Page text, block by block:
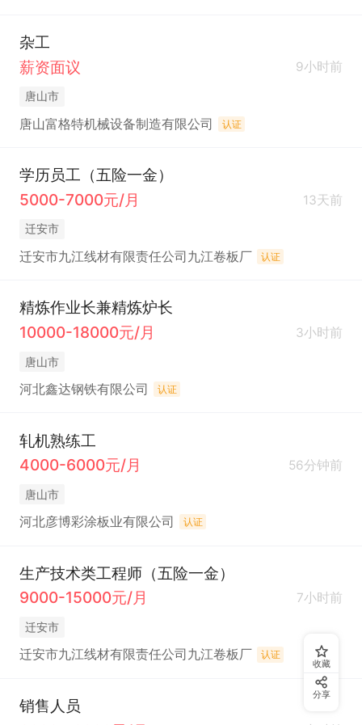
杂工
薪资面议
9小时前
唐山市
唐山富格特机械设备制造有限公司 认证
学历员工（五险一金）
5000-7000元/月
13天前
迁安市
迁安市九江线材有限责任公司九江卷板厂 认证
精炼作业长兼精炼炉长
10000-18000元/月
3小时前
唐山市
河北鑫达钢铁有限公司 认证
轧机熟练工
4000-6000元/月
56分钟前
唐山市
河北彦博彩涂板业有限公司 认证
生产技术类工程师（五险一金）
9000-15000元/月
7小时前
迁安市
迁安市九江线材有限责任公司九江卷板厂 认证
销售人员
收藏
分享